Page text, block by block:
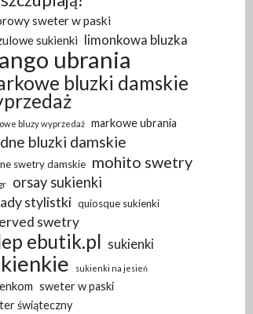
sweter w paski
sukienki limonkowa bluzka
ubrania
bluzki damskie
bluzy wyprzedaż markowe ubrania
bluzki damskie
swetry damskie mohito swetry
orsay sukienki
stylistki quiosque sukienki
swetry
ebutik.pl sukienki
sukienki na jesień
sweter w paski
świąteczny